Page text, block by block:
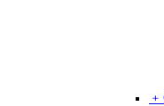
﹢